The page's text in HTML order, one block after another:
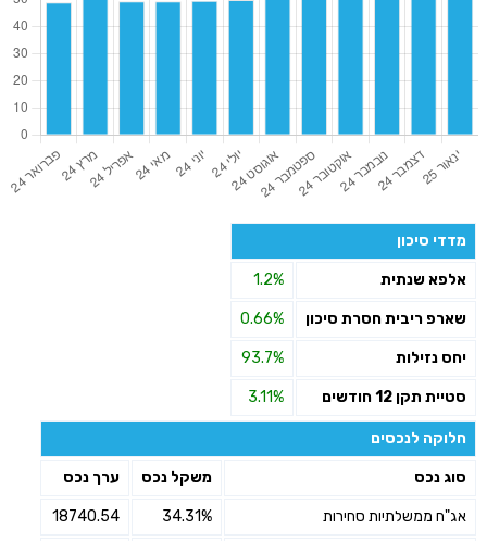
מדדי סיכון
אלפא שנתית 1.2%
שארפ ריבית חסרת סיכון 0.66%
יחס נזילות 93.7%
סטיית תקן 12 חודשים 3.11%
חלוקה לנכסים
סוג נכס משקל נכס ערך נכס
אג"ח ממשלתיות סחירות 34.31%
18740.54